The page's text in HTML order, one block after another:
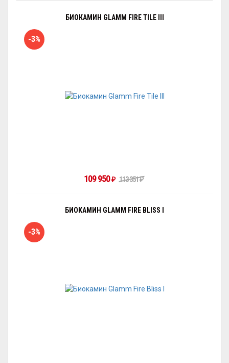
БИОКАМИН GLAMM FIRE TILE III
-3%
109 950₽ 113 351₽
БИОКАМИН GLAMM FIRE BLISS I
-3%